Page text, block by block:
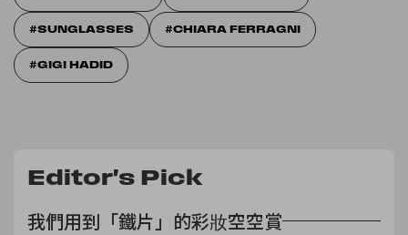
SUNGLASSES CHIARA FERRAGNI
GIGI HADID
Editor's Pick
我們用到「鐵片」的彩妝空空賞